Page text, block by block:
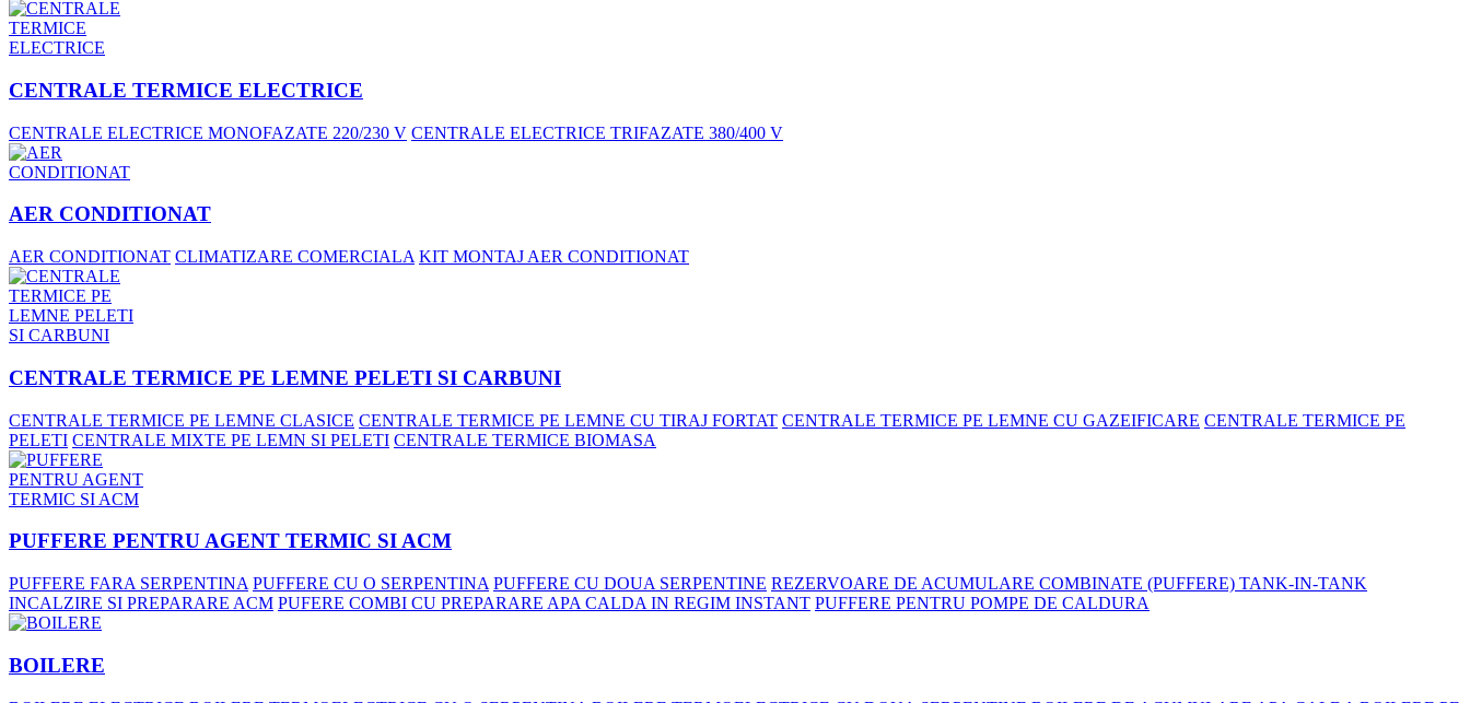
CENTRALE TERMICE ELECTRICE
CENTRALE ELECTRICE MONOFAZATE 220/230 V CENTRALE ELECTRICE TRIFAZATE 380/400 V
AER CONDITIONAT
AER CONDITIONAT CLIMATIZARE COMERCIALA KIT MONTAJ AER CONDITIONAT
CENTRALE TERMICE PE LEMNE PELETI SI CARBUNI
CENTRALE TERMICE PE LEMNE CLASICE CENTRALE TERMICE PE LEMNE CU TIRAJ FORTAT CENTRALE TERMICE PE LEMNE CU GAZEIFICARE CENTRALE TERMICE PE
PELETI CENTRALE MIXTE PE LEMN SI PELETI CENTRALE TERMICE BIOMASA
PUFFERE PENTRU AGENT TERMIC SI ACM
PUFFERE FARA SERPENTINA PUFFERE CU O SERPENTINA PUFFERE CU DOUA SERPENTINE REZERVOARE DE ACUMULARE COMBINATE (PUFFERE) TANK-IN-TANK
INCALZIRE SI PREPARARE ACM PUFERE COMBI CU PREPARARE APA CALDA IN REGIM INSTANT PUFFERE PENTRU POMPE DE CALDURA
BOILERE